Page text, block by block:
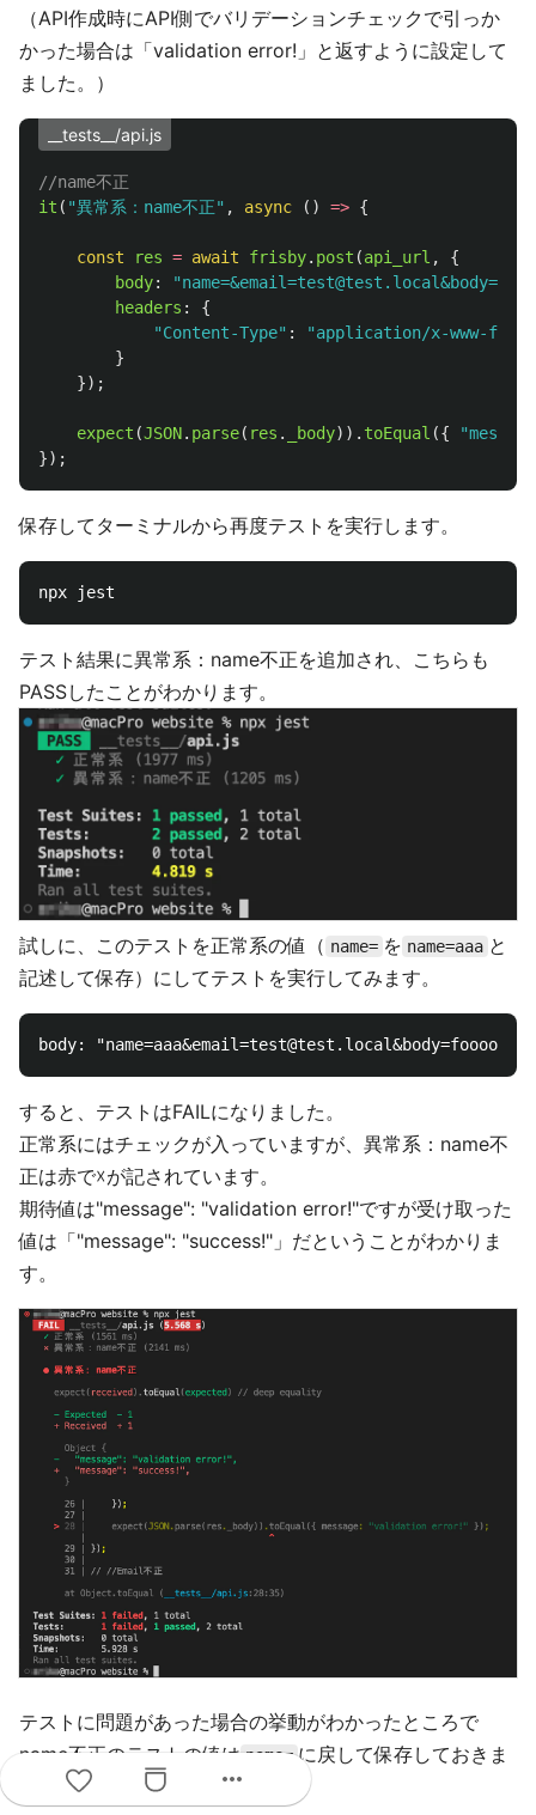
（API作成時にAPI側でバリデーションチェックで引っか
かった場合は「validation error!」と返すように設定して
ました。）
__tests__/api.js
//name不正
it ( "異常系：name不正" , async () => {
const res = await frisby. post (api_url ,
{
body: "
headers :
{
"Content-Type" : "application/x-www-
}
});
expect (JSON. parse( res . _body)). toEqual ({ "message
});
保存してターミナルから再度テストを実行します。
テスト結果に異常系：name不正を追加され、こちらも
PASSしたことがわかります。
試しに、このテストを正常系の値（ name= を name=aaa と
記述して保存）にしてテストを実行してみます。
すると、テストはFAILになりました。
正常系にはチェックが入っていますが、異常系：name不
正は赤で☓が記されています。
期待値は"message": "validation error!"ですが受け取った
値は「"message": "success!"」だということがわかりま
す。
テストに問題があった場合の挙動がわかったところで
name不正のテストの値は name= に戻して保存しておきま
more_horiz